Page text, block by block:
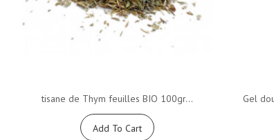
tisane de Thym feuilles BIO 100gr...
Add To Cart
Gel